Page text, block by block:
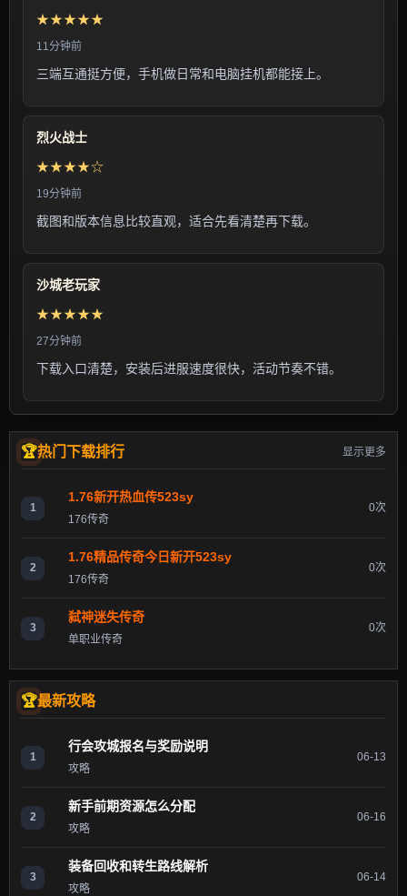
★★★★★
11分钟前
三端互通挺方便，手机做日常和电脑挂机都能接上。
烈火战士
★★★★☆
19分钟前
截图和版本信息比较直观，适合先看清楚再下载。
沙城老玩家
★★★★★
27分钟前
下载入口清楚，安装后进服速度很快，活动节奏不错。
热门下载排行 显示更多
1
1.76新开热血传523sy
176传奇
0次
2
1.76精品传奇今日新开523sy
176传奇
0次
3
弑神迷失传奇
单职业传奇
0次
最新攻略
1
行会攻城报名与奖励说明
攻略
06-13
2
新手前期资源怎么分配
攻略
06-16
3
装备回收和转生路线解析
攻略
06-14